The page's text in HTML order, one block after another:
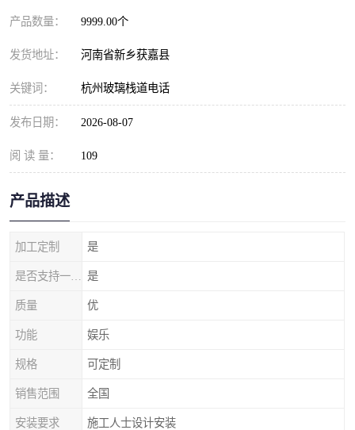
产品数量： 9999.00个
发货地址： 河南省新乡获嘉县
关键词： 杭州玻璃栈道电话
发布日期： 2026-08-07
阅 读 量： 109
产品描述
加工定制 是
是
质量 优
功能 娱乐
规格 可定制
销售范围 全国
安装要求 施工人士设计安装